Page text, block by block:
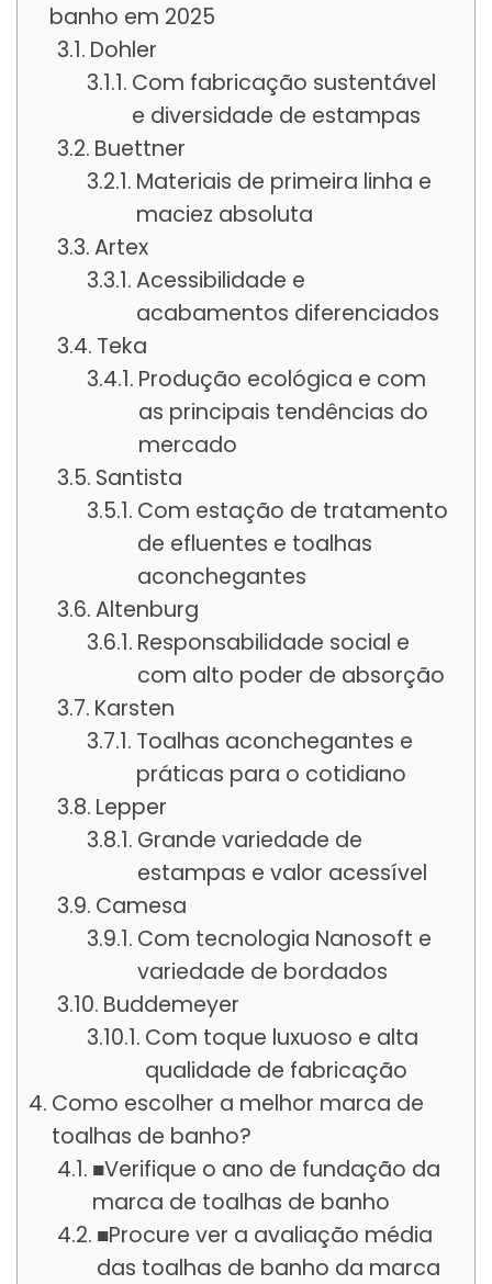
banho em 2025
Dohler
Com fabricação sustentável
e diversidade de estampas
Buettner
Materiais de primeira linha e
maciez absoluta
Artex
Acessibilidade e
acabamentos diferenciados
Teka
Produção ecológica e com
as principais tendências do
mercado
Santista
Com estação de tratamento
de efluentes e toalhas
aconchegantes
Altenburg
Responsabilidade social e
com alto poder de absorção
Karsten
Toalhas aconchegantes e
práticas para o cotidiano
Lepper
Grande variedade de
estampas e valor acessível
Camesa
Com tecnologia Nanosoft e
variedade de bordados
Buddemeyer
Com toque luxuoso e alta
qualidade de fabricação
Como escolher a melhor marca de
toalhas de banho?
■Verifique o ano de fundação da
marca de toalhas de banho
■Procure ver a avaliação média
das toalhas de banho da marca